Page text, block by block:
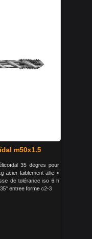
m50x1.5
35 degres pour
acier faiblement allie <
de tolérance iso 6 h
entree forme c2-3